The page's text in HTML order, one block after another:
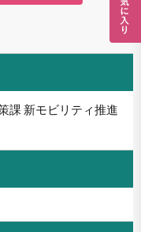
課 新モビリティ推進